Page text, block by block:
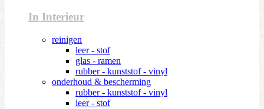
In Interieur
reinigen
leer - stof
glas - ramen
rubber - kunststof - vinyl
onderhoud & bescherming
rubber - kunststof - vinyl
leer - stof